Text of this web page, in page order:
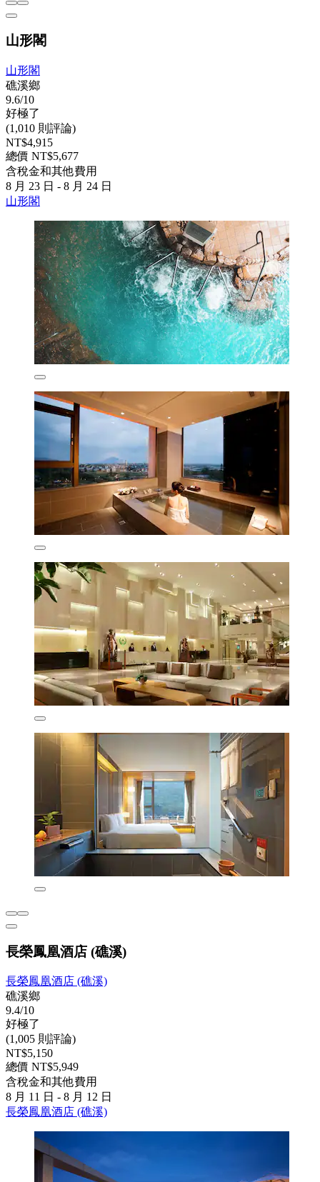
山形閣
山形閣
礁溪鄉
9.6/10
好極了
(1,010 則評論)
NT$4,915
總價 NT$5,677
含稅金和其他費用
8 月 23 日 - 8 月 24 日
山形閣
長榮鳳凰酒店 (礁溪)
長榮鳳凰酒店 (礁溪)
礁溪鄉
9.4/10
好極了
(1,005 則評論)
NT$5,150
總價 NT$5,949
含稅金和其他費用
8 月 11 日 - 8 月 12 日
長榮鳳凰酒店 (礁溪)